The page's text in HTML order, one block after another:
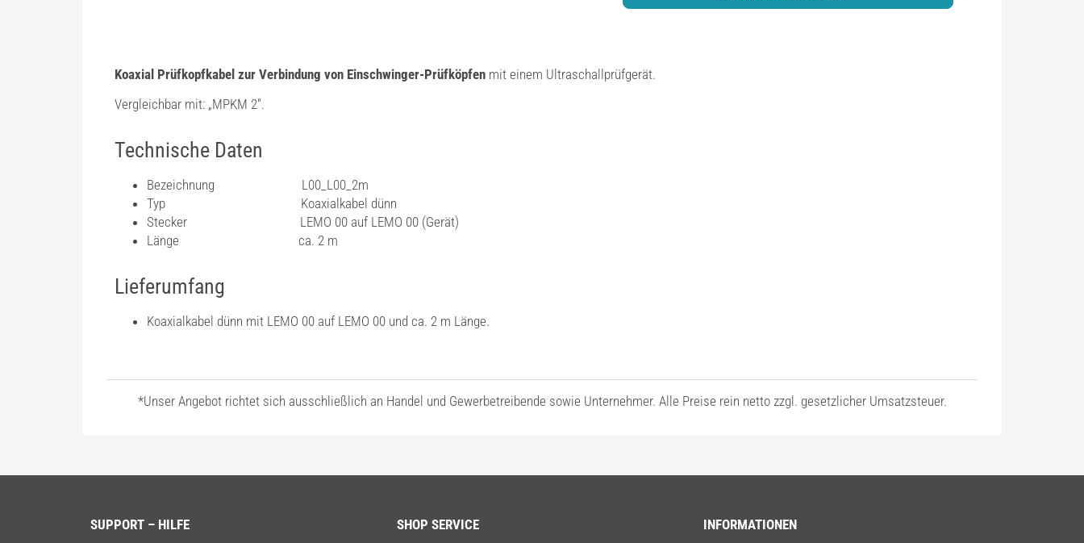
Koaxial Prüfkopfkabel zur Verbindung von Einschwinger-Prüfköpfen mit einem Ultraschallprüfgerät.
Vergleichbar mit: „MPKM 2“.
Technische Daten
Bezeichnung L00_L00_2m
Typ Koaxialkabel dünn
Stecker LEMO 00 auf LEMO 00 (Gerät)
Länge ca. 2 m
Lieferumfang
Koaxialkabel dünn mit LEMO 00 auf LEMO 00 und ca. 2 m Länge.
*Unser Angebot richtet sich ausschließlich an Handel und Gewerbetreibende sowie Unternehmer. Alle Preise rein netto zzgl. gesetzlicher Umsatzsteuer.
SUPPORT – HILFE SHOP SERVICE INFORMATIONEN